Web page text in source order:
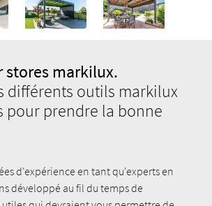
stores markilux.
différents outils markilux
pour prendre la bonne
d'expérience en tant qu'experts en
développé au fil du temps de